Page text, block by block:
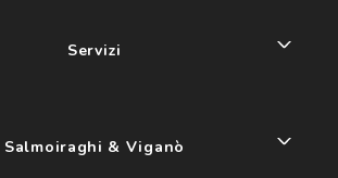
Servizi
Salmoiraghi & Viganò